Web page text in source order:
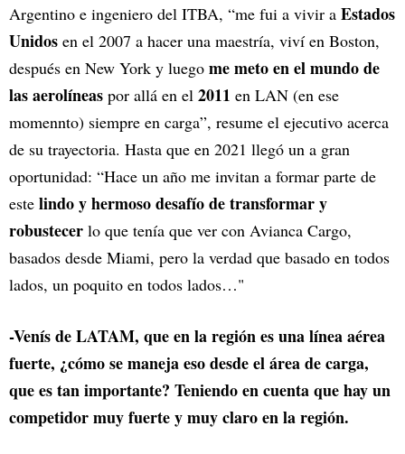
Argentino e ingeniero del ITBA, “me fui a vivir a Estados
Unidos en el 2007 a hacer una maestría, viví en Boston,
después en New York y luego me meto en el mundo de
las aerolíneas por allá en el 2011 en LAN (en ese
momennto) siempre en carga”, resume el ejecutivo acerca
de su trayectoria. Hasta que en 2021 llegó un a gran
oportunidad: “Hace un año me invitan a formar parte de
este lindo y hermoso desafío de transformar y
robustecer lo que tenía que ver con Avianca Cargo,
basados desde Miami, pero la verdad que basado en todos
lados, un poquito en todos lados…"
-Venís de LATAM, que en la región es una línea aérea
fuerte, ¿cómo se maneja eso desde el área de carga,
que es tan importante? Teniendo en cuenta que hay un
competidor muy fuerte y muy claro en la región.